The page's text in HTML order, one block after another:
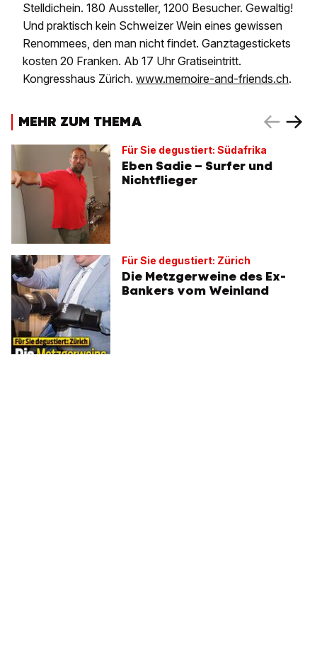
Stelldichein. 180 Aussteller, 1200 Besucher. Gewaltig!
Und praktisch kein Schweizer Wein eines gewissen
Renommees, den man nicht findet. Ganztagestickets
kosten 20 Franken. Ab 17 Uhr Gratiseintritt.
Kongresshaus Zürich. www.memoire-and-friends.ch.
MEHR ZUM THEMA
Für Sie degustiert: Südafrika
Eben Sadie – Surfer und
Nichtflieger
Für Sie degustiert: Zürich
Die Metzgerweine des Ex-
Bankers vom Weinland